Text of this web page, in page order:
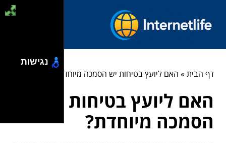
דף הבית» האם ליועץ בטיחות יש הסמכה מיוחדת?
האם ליועץ בטיחות יש
הסמכה מיוחדת?
נגישות